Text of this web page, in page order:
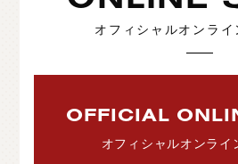
オフィシャルオンラ
OFFICIAL
オフィシャルオンライ